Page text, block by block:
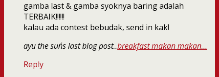
gamba last & gamba syoknya baring adalah
TERBAIK!!!!!!
kalau ada contest bebudak, send in kak!
ayu the sun´s last blog post..breakfast makan makan…
Reply